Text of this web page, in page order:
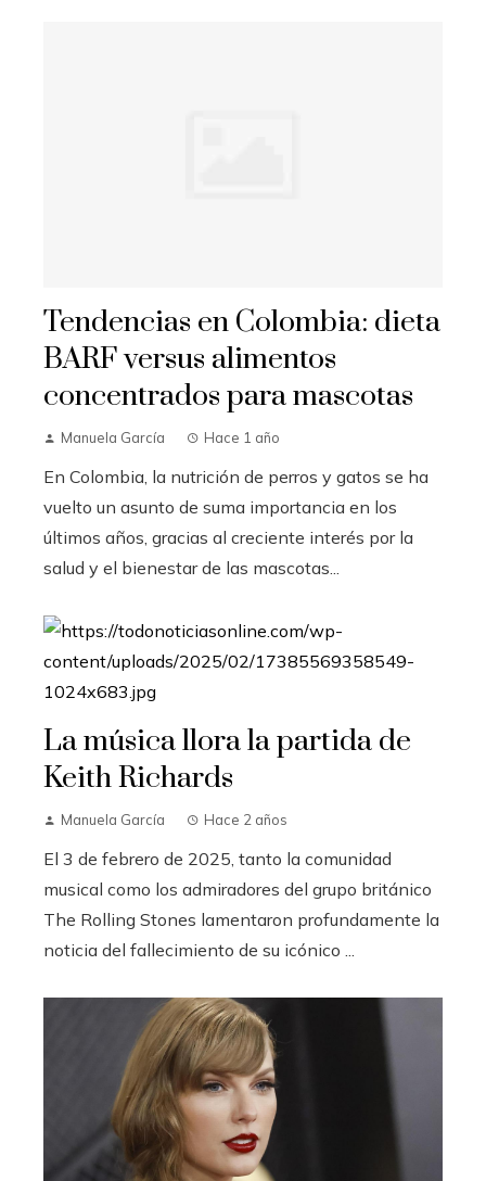
Tendencias en Colombia: dieta
BARF versus alimentos
concentrados para mascotas
Manuela García Hace 1 año
En Colombia, la nutrición de perros y gatos se ha
vuelto un asunto de suma importancia en los
últimos años, gracias al creciente interés por la
salud y el bienestar de las mascotas...
La música llora la partida de
Keith Richards
Manuela García Hace 2 años
El 3 de febrero de 2025, tanto la comunidad
musical como los admiradores del grupo británico
The Rolling Stones lamentaron profundamente la
noticia del fallecimiento de su icónico ...